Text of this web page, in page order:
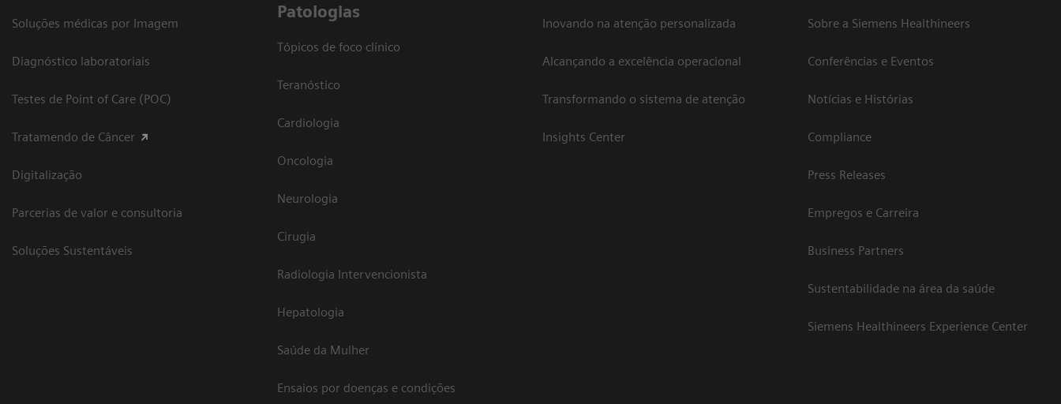
Soluções médicas por Imagem
Diagnóstico laboratoriais
Testes de Point of Care (POC)
Tratamendo de Câncer
Digitalização
Parcerias de valor e consultoria
Soluções Sustentáveis
Patologias
Tópicos de foco clínico
Teranóstico
Cardiologia
Oncologia
Neurologia
Cirugia
Radiologia Intervencionista
Hepatologia
Saúde da Mulher
Ensaios por doenças e condições
Inovando na atenção personalizada
Alcançando a excelência operacional
Transformando o sistema de atenção
Insights Center
Sobre a Siemens Healthineers
Conferências e Eventos
Notícias e Histórias
Compliance
Press Releases
Empregos e Carreira
Business Partners
Sustentabilidade na área da saúde
Siemens Healthineers Experience Center